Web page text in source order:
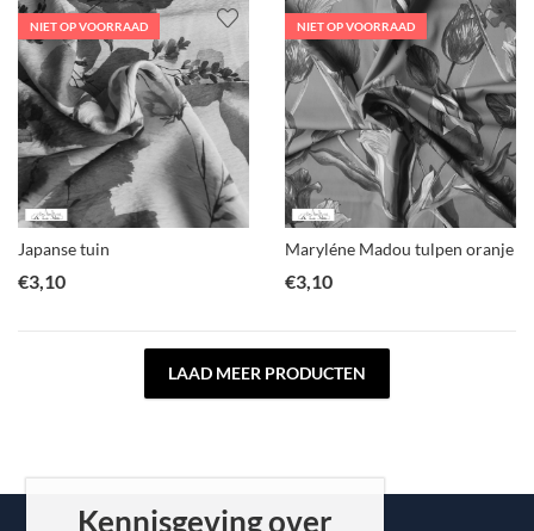
NIET OP VOORRAAD
Japanse tuin
€3,10
NIET OP VOORRAAD
Maryléne Madou tulpen oranje
€3,10
LAAD MEER PRODUCTEN
Kennisgeving over